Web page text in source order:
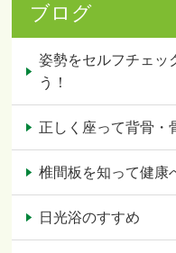
ブログ
姿勢をセルフチェッ
う！
正しく座って背骨・
椎間板を知って健康
日光浴のすすめ